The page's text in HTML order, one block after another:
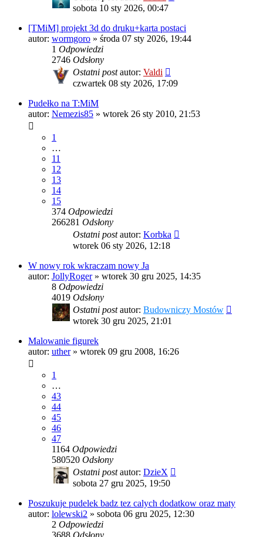
sobota 10 sty 2026, 00:47
[TMiM] projekt 3d do druku+karta postaci
autor: wormgoro » środa 07 sty 2026, 19:44
1 Odpowiedzi
2746 Odsłony
Ostatni postautor: Valdi
czwartek 08 sty 2026, 17:09
Pudełko na T:MiM
autor: Nemezis85 » wtorek 26 sty 2010, 21:53
1
…
11
12
13
14
15
374 Odpowiedzi
266281 Odsłony
Ostatni postautor: Korbka
wtorek 06 sty 2026, 12:18
W nowy rok wkraczam nowy Ja
autor: JollyRoger» wtorek 30 gru 2025, 14:35
8 Odpowiedzi
4019 Odsłony
Ostatni postautor: Budowniczy Mostów
wtorek 30 gru 2025, 21:01
Malowanie figurek
autor: uther» wtorek 09 gru 2008, 16:26
1
…
43
44
45
46
47
1164 Odpowiedzi
580520 Odsłony
Ostatni postautor: DzieX
sobota 27 gru 2025, 19:50
Poszukuje pudelek badz tez calych dodatkow oraz maty
autor: lolewski2 » sobota 06 gru 2025, 12:30
2 Odpowiedzi